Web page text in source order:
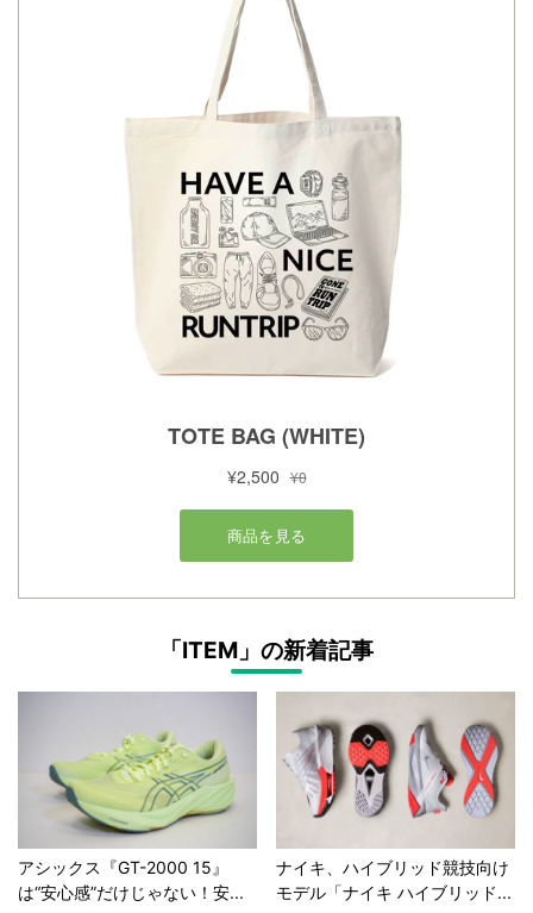
「ITEM」の新着記事
アシックス『GT-2000 15』
は“安心感”だけじゃない！安...
ナイキ、ハイブリッド競技向け
モデル「ナイキ ハイブリッド...